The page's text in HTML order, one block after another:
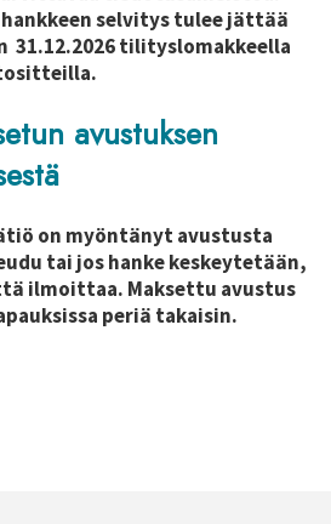
hankkeen selvitys tulee jättää
tilityslomakkeella
avustuksen
on myöntänyt avustusta
tai jos hanke keskeytetään,
ilmoittaa. Maksettu avustus
periä takaisin.